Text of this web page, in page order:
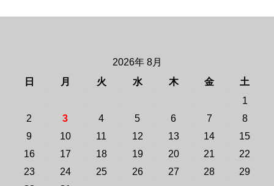
2026年 8月
日
月 火 水 木 金
土
1
2
3 4 5 6 7
8
9
10 11 12 13 14
15
16
17 18 19 20 21
22
23
24 25 26 27 28
29